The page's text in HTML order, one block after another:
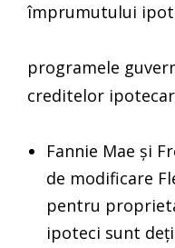
împrumutului
programele
creditelor
Fannie Mae și
de modificare
pentru
ipoteci sunt